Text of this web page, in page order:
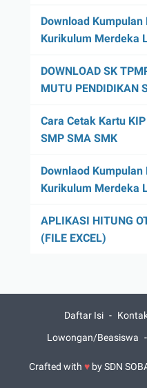
Download Kumpulan
Kurikulum Merdeka
DOWNLOAD SK
MUTU PENDIDIKAN
Cara Cetak Kartu
SMP SMA SMK
Downlaod Kumpulan
Kurikulum Merdeka
APLIKASI HITUNG
(FILE EXCEL)
Daftar Isi
Lowongan/Beasiswa
Crafted with ♥bySDN